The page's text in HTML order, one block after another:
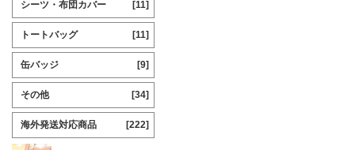
シーツ・布団カバー [11]
トートバッグ [11]
缶バッジ [9]
その他 [34]
海外発送対応商品 [222]